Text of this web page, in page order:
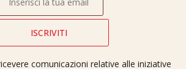
comunicazioni relative alle iniziative